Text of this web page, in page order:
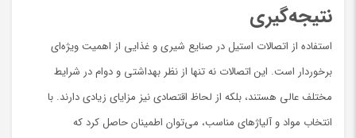
نتیجه‌گیری
استفاده از اتصالات استیل در صنایع شیری و غذایی از اهمیت ویژه‌ای
برخوردار است. این اتصالات نه تنها از نظر بهداشتی و دوام در شرایط
مختلف عالی هستند، بلکه از لحاظ اقتصادی نیز مزایای زیادی دارند. با
انتخاب مواد و آلیاژهای مناسب، می‌توان اطمینان حاصل کرد که